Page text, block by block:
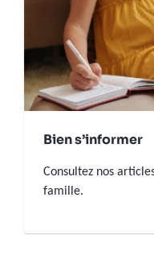
Bien s’informer
Consultez nos
famille.